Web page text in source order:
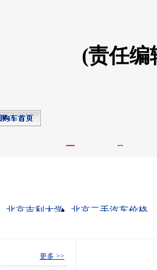
(责任编
北京吉利大学
北京二手汽车价格
更多 >>